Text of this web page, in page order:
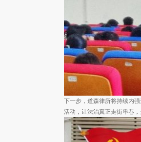
下一步，道森律所将持续内
活动，让法治真正走街串巷